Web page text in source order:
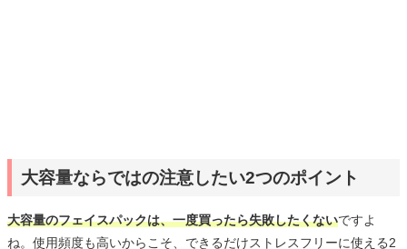
大容量ならではの注意したい2つのポイント
大容量のフェイスパックは、一度買ったら失敗したくないですよ
ね。使用頻度も高いからこそ、できるだけストレスフリーに使える2